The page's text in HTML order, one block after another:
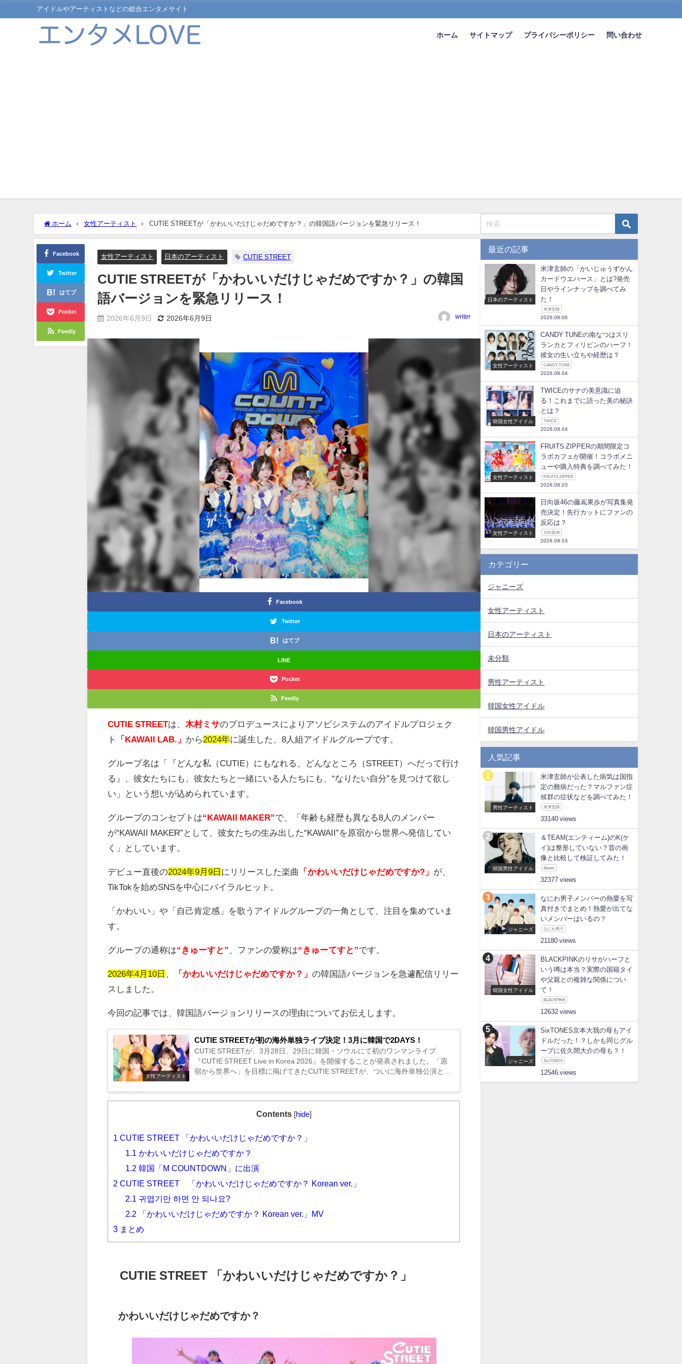
アイドルやアーティストなどの総合エンタメサイト
ホーム サイトマップ プライバシーポリシー 問い合わせ
ホーム 女性アーティスト CUTIE STREETが「かわいいだけじゃだめですか？」の韓国語バージョンを緊急リリース！
Facebook
Twitter
はてブ
Pocket
Feedly
女性アーティスト 日本のアーティスト CUTIE STREET︎︎
CUTIE STREETが「かわいいだけじゃだめですか？」の韓国
語バージョンを緊急リリース！
2026年6月9日 2026年6月9日 writer
Facebook
Twitter
はてブ
LINE
Pocket
Feedly
CUTIE STREETは、 木村ミサのプロデュースによりアソビシステムのアイドルプロジェク
ト
「KAWAII LAB.」 から2024年に誕生した、8 人組アイドルグループです。
グループ名は「『どんな私（CUTIE）にもなれる、どんなところ（STREET）へだって行け
る』、彼女たちにも、彼女たちと一緒にいる人たちにも、“なりたい自分”を見つけて欲し
い」という想いが込められています。
グループのコンセプトは“KAWAII MAKER”で、「年齢も経歴も異なる8 人のメンバー
が“KAWAII MAKER” として、彼女たちの生み出した“KAWAII”を原宿から世界へ発信してい
く」としています。
デビュー直後の2024年9月9日 にリリースした楽曲 「かわいいだけじゃだめですか?」 が、
TikTokを始めSNSを中心にバイラルヒット。
「かわいい」や「自己肯定感」を歌うアイドルグループの一角として、注目を集めていま
す。
グループの通称は“きゅーすと” 、ファンの愛称は“きゅーてすと”です。
2026年4月10日 「かわいいだけじゃだめですか？」の韓国語バージョンを急遽配信リリー
スしました。
今回の記事では、韓国語バージョンリリースの理由についてお伝えします。
女性アーティスト
CUTIE STREET︎︎が初の海外単独ライブ決定！3月に韓国で2DAYS！
CUTIE STREETが、3月28日、29日に韓国・ソウルにて初のワンマンライブ
『CUTIE STREET Live in Korea 2026』を開催することが発表されました。「原
宿から世界へ」を目標に掲げてきたCUTIE STREETが、ついに海外単独公演とい
Contents hide]
1 CUTIE STREET 「かわいいだけじゃだめですか？」
1.1 かわいいだけじゃだめですか？
1.2 韓国「M COUNTDOWN」に出演
2 CUTIE STREET 「かわいいだけじゃだめですか？ Korean ver.」
2.1 귀엽기만 하면 안 되나요?
2.2 「かわいいだけじゃだめですか？ Korean ver.」MV
3 まとめ
CUTIE STREET 「かわいいだけじゃだめですか？」
かわいいだけじゃだめですか？
最近の記事
日本のアーティスト
米津玄師の「かいじゅうずかん
カードウエハース」とは?発売
日やラインナップを調べてみ
た！
米津玄師
2026.08.06
女性アーティスト
CANDY TUNEの南なつはスリ
ランカとフィリピンのハーフ！
彼女の生い立ちや経歴は？
CANDY TUNE
2026.08.04
韓国女性アイドル
TWICEのサナの美意識に迫
る！これまでに語った美の秘訣
とは？
TWICE
2026.08.04
女性アーティスト
FRUITS ZIPPERの期間限定コ
ラボカフェが開催！コラボメニ
ューや購入特典を調べてみた！
FRUITS ZIPPER
2026.08.03
女性アーティスト
日向坂46の藤嶌果歩が写真集発
売決定！先行カットにファンの
反応は？
日向坂46
2026.08.03
カテゴリー
ジャニーズ
女性アーティスト
日本のアーティスト
未分類
男性アーティスト
韓国女性アイドル
韓国男性アイドル
人気記事
男性アーティスト
米津玄師が公表した病気は国指
定の難病だった？マルファン症
候群の症状などを調べてみた！
米津玄師
33140
韓国男性アイドル
＆TEAM(エンティーム)のK(ケ
イ)は整形していない？昔の画
像と比較して検証してみた！
&team
32377
ジャニーズ
なにわ男子メンバーの熱愛を写
真付きでまとめ！熱愛が出てな
いメンバーはいるの？
なにわ男子
21180
韓国女性アイドル
BLACKPINKのリサがハーフと
いう噂は本当？実際の国籍タイ
や父親との複雑な関係につい
て！
BLACKPINK
12632
ジャニーズ
SixTONES京本大我の母もアイ
ドルだった！？しかも同じグル
ープに佐久間大介の母も？！
SixTONES
12546